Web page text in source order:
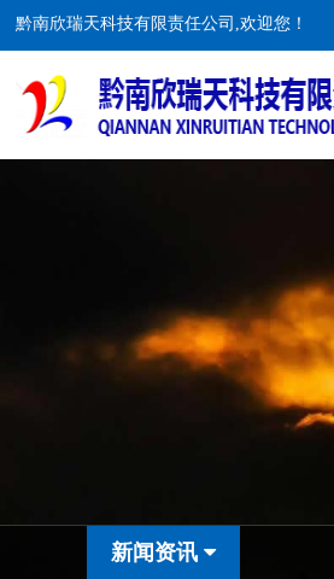
黔南欣瑞天科技有限责任公司,欢迎您！
新闻资讯